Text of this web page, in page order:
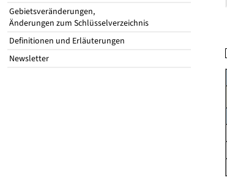
Gebietsveränderungen,
Änderungen zum Schlüsselverzeichnis
Definitionen und Erläuterungen
Newsletter